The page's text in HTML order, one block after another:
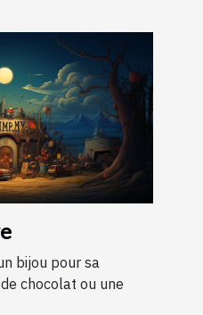
bijou pour sa
chocolat ou une